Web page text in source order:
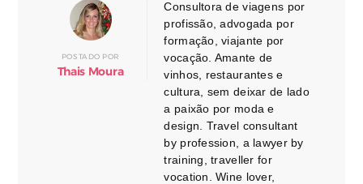
POSTADO POR
Thais Moura
Consultora de viagens por
profissão, advogada por
formação, viajante por
vocação. Amante de
vinhos, restaurantes e
cultura, sem deixar de lado
a paixão por moda e
design. Travel consultant
by profession, a lawyer by
training, traveller for
vocation. Wine lover,